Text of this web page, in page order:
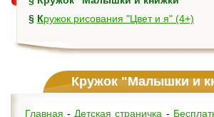
§
Кружок рисования "Цвет и я" (4+)
Кружок "Малышки и
Главная - Детская страничка -